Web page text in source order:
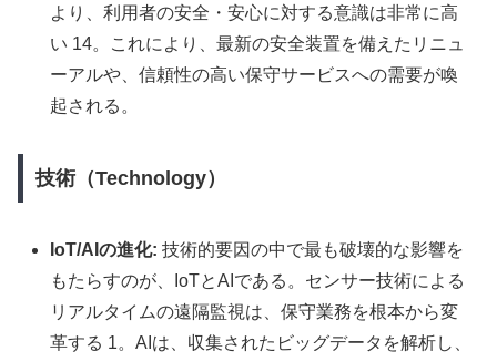
より、利用者の安全・安心に対する意識は非常に高
い 14。これにより、最新の安全装置を備えたリニュ
ーアルや、信頼性の高い保守サービスへの需要が喚
起される。
技術（Technology）
IoT/AIの進化: 技術的要因の中で最も破壊的な影響を
もたらすのが、IoTとAIである。センサー技術による
リアルタイムの遠隔監視は、保守業務を根本から変
革する 1。AIは、収集されたビッグデータを解析し、